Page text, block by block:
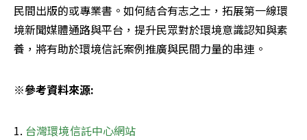
民間出版的或專業書。如何結合有志之士，拓展第一線環
境新聞媒體通路與平台，提升民眾對於環境意識認知與素
養，將有助於環境信託案例推廣與民間力量的串連。
※參考資料來源:
1.